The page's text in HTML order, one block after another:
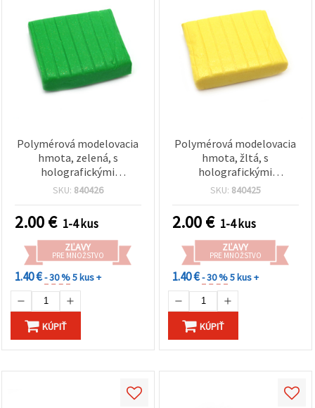
Polymérová modelovacia
hmota, zelená, s
holografickými
brokátovými trblietkami,
SKU: 840426
2.00€ 1-4 kus
ZĽAVY
PRE MNOŽSTVO
1.40 €- 30 %5 kus +
KÚPIŤ
Polymérová modelovacia
hmota, žltá, s
holografickými
trblietkami – 50 g
SKU: 840425
2.00€ 1-4 kus
ZĽAVY
PRE MNOŽSTVO
1.40 €- 30 %5 kus +
KÚPIŤ